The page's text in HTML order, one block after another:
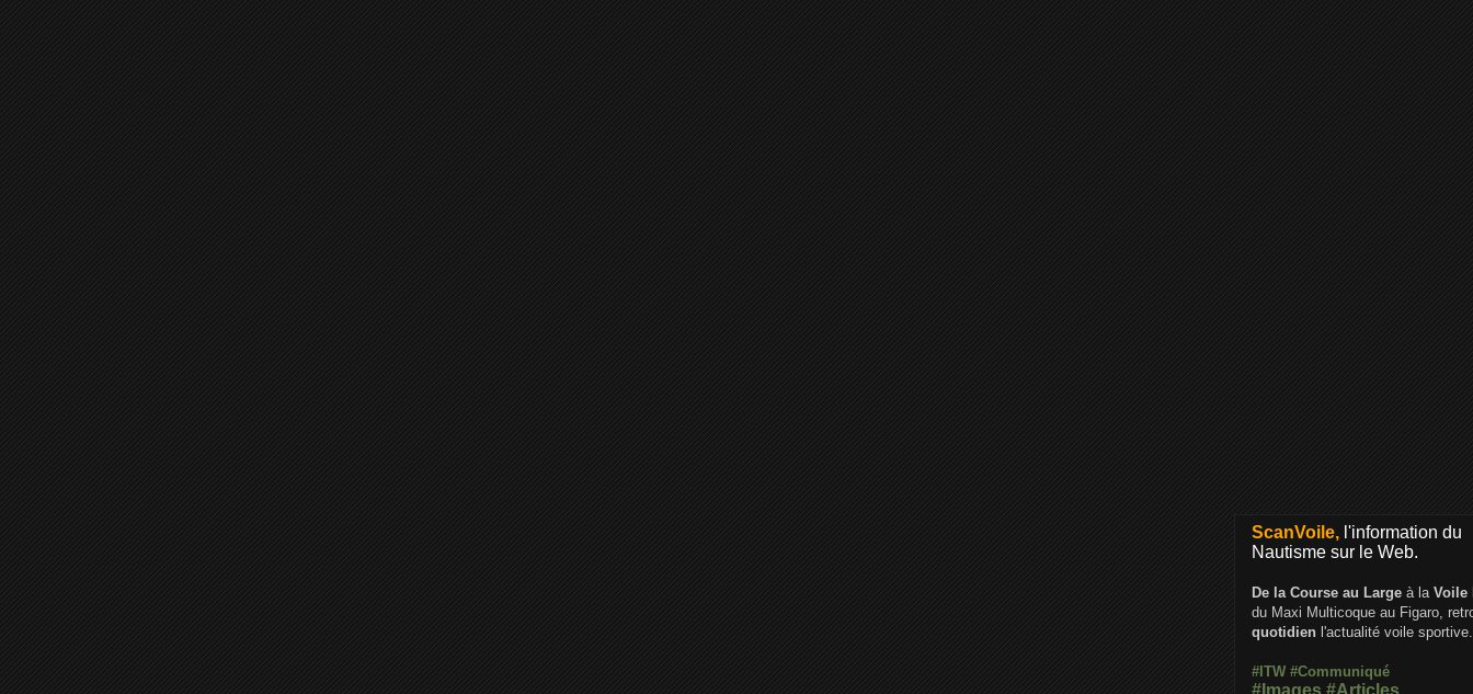
ScanVoile, l'information du
Nautisme sur le Web.
De la Course au Large à la Voile
du Maxi Multicoque au Figaro,
quotidien l'actualité voile sportive.
#ITW #Communiqué
#Images #Articles